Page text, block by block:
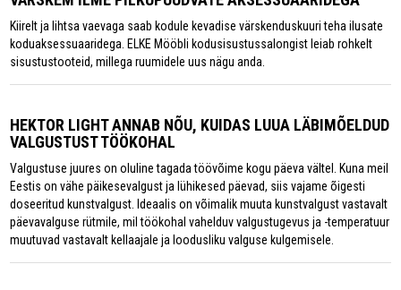
Kiirelt ja lihtsa vaevaga saab kodule kevadise värskenduskuuri teha ilusate
koduaksessuaaridega. ELKE Mööbli kodusisustussalongist leiab rohkelt
sisustustooteid, millega ruumidele uus nägu anda.
HEKTOR LIGHT ANNAB NÕU, KUIDAS LUUA LÄBIMÕELDUD
VALGUSTUST TÖÖKOHAL
Valgustuse juures on oluline tagada töövõime kogu päeva vältel. Kuna meil
Eestis on vähe päikesevalgust ja lühikesed päevad, siis vajame õigesti
doseeritud kunstvalgust. Ideaalis on võimalik muuta kunstvalgust vastavalt
päevavalguse rütmile, mil töökohal vahelduv valgustugevus ja -temperatuur
muutuvad vastavalt kellaajale ja loodusliku valguse kulgemisele.